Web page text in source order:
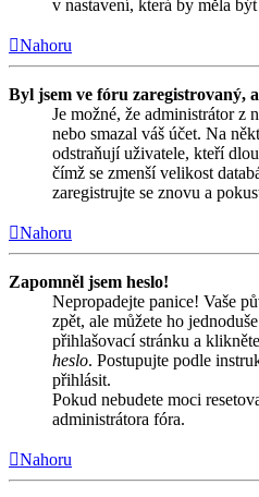
v nastavení, která by měla být
Nahoru
Byl jsem ve fóru zaregistrovaný,
Je možné, že administrátor z
nebo smazal váš účet. Na
odstraňují uživatele, kteří
čímž se zmenší velikost
zaregistrujte se znovu a
Nahoru
Zapomněl jsem heslo!
Nepropadejte panice! Vaše
zpět, ale můžete ho
přihlašovací stránku a
heslo. Postupujte podle
přihlásit.
Pokud nebudete moci
administrátora fóra.
Nahoru